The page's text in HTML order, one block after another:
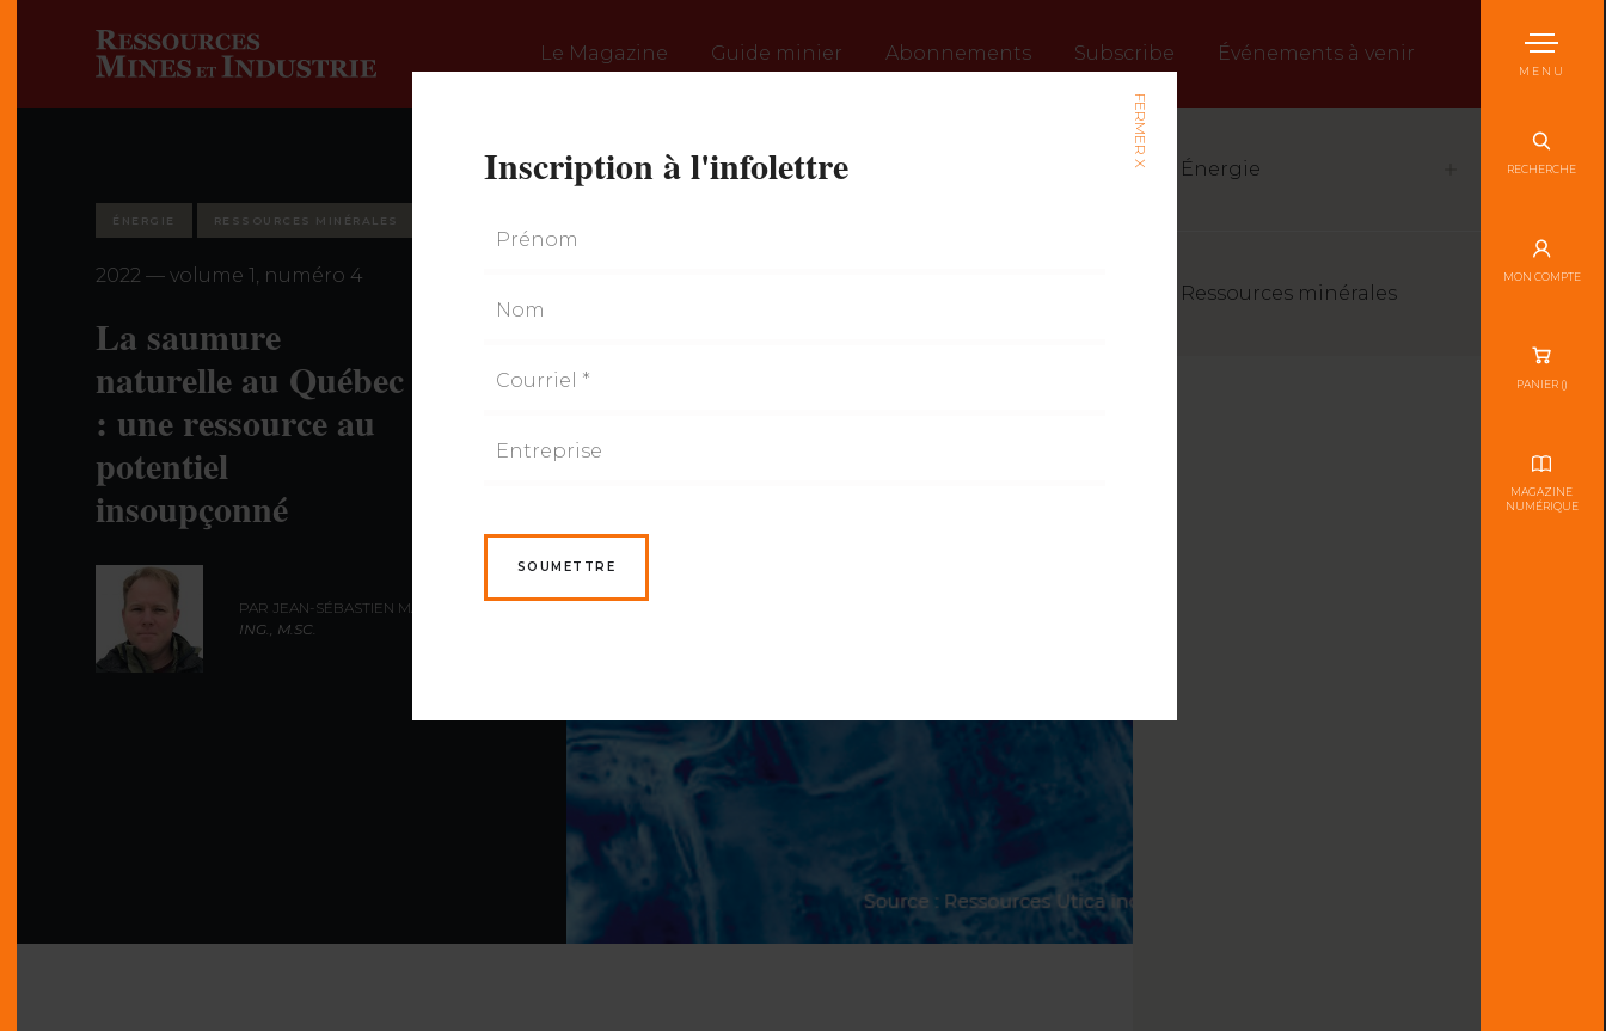
Le Magazine Guide minier Abonnements Subscribe Événements à venir
MENU
RECHERCHE
MON COMPTE
PANIER ()
MAGAZINE
NUMÉRIQUE
ÉNERGIE RESSOURCES MINÉRALES
2022 — volume 1, numéro 4
La saumure
naturelle au Québec
: une ressource au
potentiel
insoupçonné
PAR JEAN-SÉBASTIEN MARCIL,
ING., M.SC.
Énergie
Ressources minérales
FERMER X
Inscription à l'infolettre
SOUMETTRE